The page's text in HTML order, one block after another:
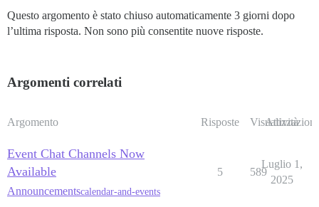
Questo argomento è stato chiuso automaticamente 3 giorni dopo
l’ultima risposta. Non sono più consentite nuove risposte.
Argomenti correlati
Argomento Risposte Visualizzazioni
Attività
Event Chat Channels Now
Available
Announcementscalendar-and-events
5 589
Luglio 1,
2025